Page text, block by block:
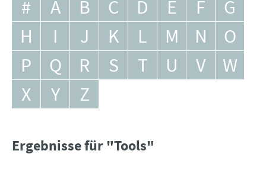
# A B C D E F
G
H
I J K L M N
O
P
Q R S T U V
W
X
Y Z
Ergebnisse für "Tools"